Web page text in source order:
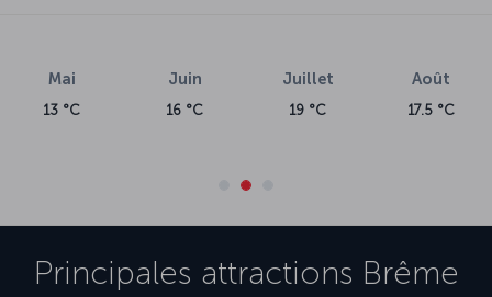
Mai
13 °C
Juin
16 °C
Juillet
19 °C
Août
17.5 °C
Principales attractions Brême